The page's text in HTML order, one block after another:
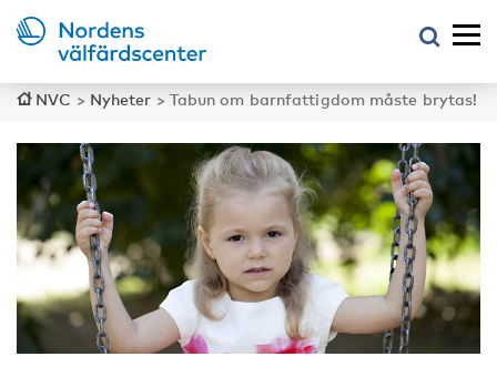
NVC > Nyheter > Tabun om barnfattigdom måste brytas!